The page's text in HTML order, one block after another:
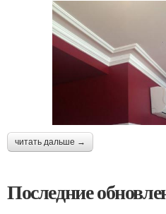
читать дальше →
Последние